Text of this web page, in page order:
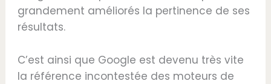
grandement améliorés la pertinence de ses
résultats.
C’est ainsi que Google est devenu très vite
la référence incontestée des moteurs de